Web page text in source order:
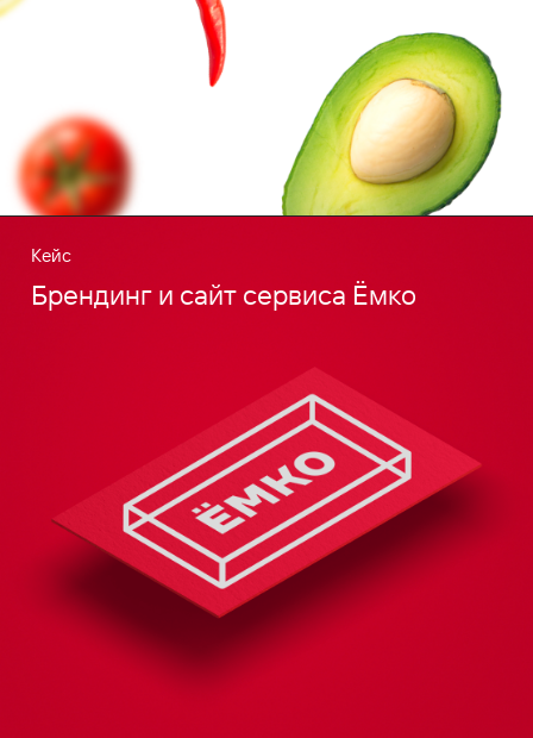
Кейс
Брендинг и сайт сервиса Ёмко